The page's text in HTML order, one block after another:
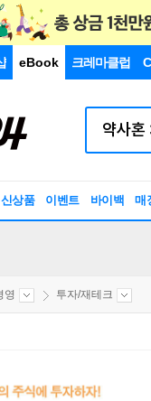
eBook 크레마클럽
신상품 이벤트 바이백 매
영 투자/재테크